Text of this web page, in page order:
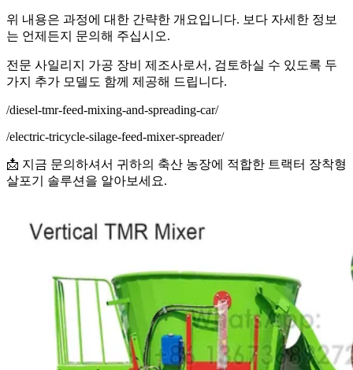
위 내용은 과정에 대한 간략한 개요입니다. 보다 자세한 정보
는 언제든지 문의해 주십시오.
전문 사일리지 가공 장비 제조사로서, 검토하실 수 있도록 두
가지 추가 모델도 함께 제공해 드립니다.
/diesel-tmr-feed-mixing-and-spreading-car/
/electric-tricycle-silage-feed-mixer-spreader/
📩 지금 문의하셔서 귀하의 축산 농장에 적합한 트랙터 장착형
살포기 솔루션을 알아보세요.